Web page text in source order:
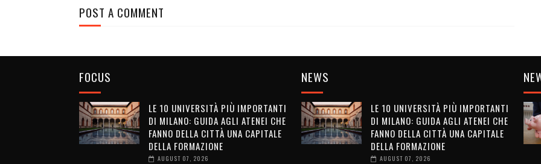
POST A COMMENT
FOCUS
LE 10 UNIVERSITÀ PIÙ IMPORTANTI
DI MILANO: GUIDA AGLI ATENEI CHE
FANNO DELLA CITTÀ UNA CAPITALE
DELLA FORMAZIONE
AUGUST 07, 2026
NEWS
LE 10 UNIVERSITÀ PIÙ IMPORTANTI
DI MILANO: GUIDA AGLI ATENEI CHE
FANNO DELLA CITTÀ UNA CAPITALE
DELLA FORMAZIONE
AUGUST 07, 2026